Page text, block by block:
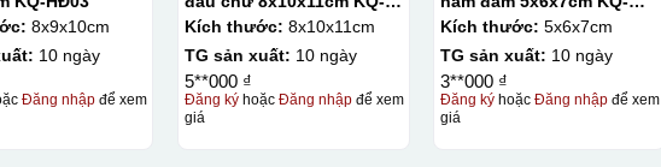
8x9x10cm
10 ngày
Đăng nhập để xem
HĐ05
Kích thước: 8x10x11cm
TG sản xuất: 10 ngày
5**000 ₫
Đăng kýhoặc Đăng nhậpđể xem
giá
HĐ01
Kích thước: 5x6x7cm
TG sản xuất: 10 ngày
3**000 ₫
Đăng ký hoặcĐăng nhập để xem
giá